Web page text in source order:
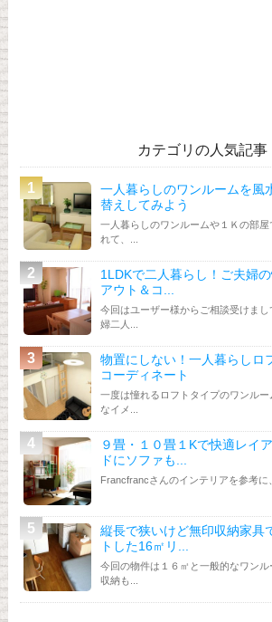
カテゴリの人気記事
一人暮らしのワンルームを風
替えしてみよう
一人暮らしのワンルームや１Ｋの部屋
れて、...
1LDKで二人暮らし！ご夫婦
アウト＆コ...
今回はユーザー様からご相談受けま
婦二人...
物置にしない！一人暮らしロ
コーディネート
一度は憧れるロフトタイプのワンル
なイメ...
９畳・１０畳１Kで快適レイ
ドにソファも...
Francfrancさんのインテリアを参考に
縦長で狭いけど無印収納家具
トした16㎡リ...
今回の物件は１６㎡と一般的なワン
収納も...